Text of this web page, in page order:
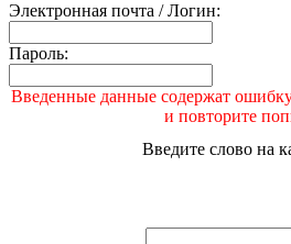
Электронная почта / Логин:
Пароль:
Введенные данные содержат
и повторите
Введите слово на